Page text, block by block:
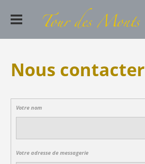
Nous contacter
Votre nom
Votre adresse de messagerie